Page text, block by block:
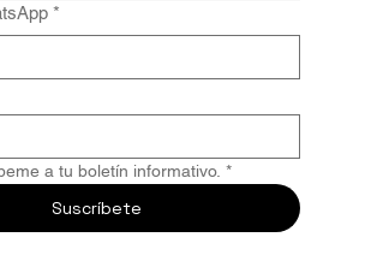
*
a tu boletín informativo. *
Suscríbete